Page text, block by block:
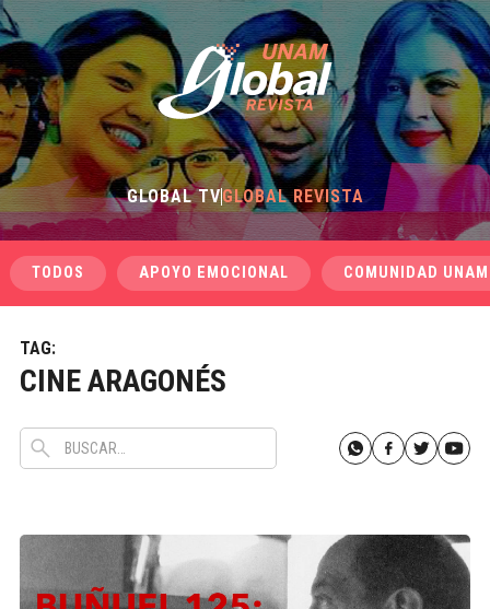
GLOBAL TVGLOBAL REVISTA
TODOS APOYO EMOCIONAL COMUNIDAD UNAM
TAG:
CINE ARAGONÉS